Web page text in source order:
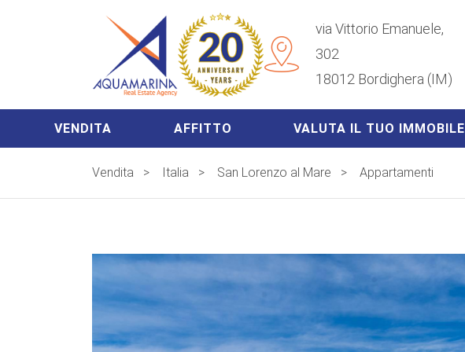
via Vittorio Emanuele,
302
18012 Bordighera (IM)
VENDITA AFFITTO VALUTA IL TUO IMMOBILE
Vendita > Italia > San Lorenzo al Mare > Appartamenti